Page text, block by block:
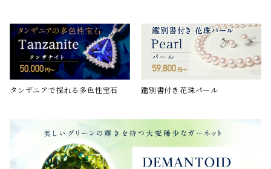
タンザニアで採れる多色性宝石 鑑別書付き花珠パール